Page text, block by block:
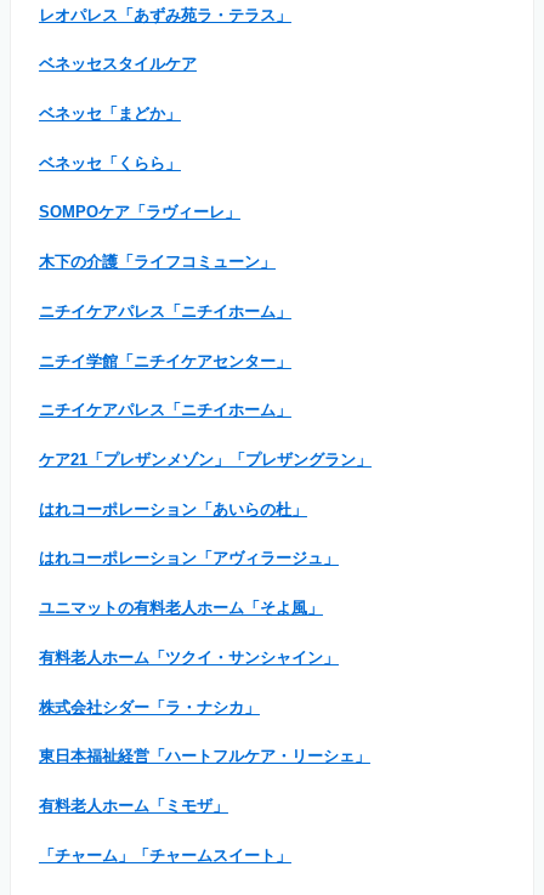
レオパレス「あずみ苑ラ・テラス」
ベネッセスタイルケア
ベネッセ「まどか」
ベネッセ「くらら」
SOMPOケア「ラヴィーレ」
木下の介護「ライフコミューン」
ニチイケアパレス「ニチイホーム」
ニチイ学館「ニチイケアセンター」
ニチイケアパレス「ニチイホーム」
ケア21「プレザンメゾン」「プレザングラン」
はれコーポレーション「あいらの杜」
はれコーポレーション「アヴィラージュ」
ユニマットの有料老人ホーム「そよ風」
有料老人ホーム「ツクイ・サンシャイン」
株式会社シダー「ラ・ナシカ」
東日本福祉経営「ハートフルケア・リーシェ」
有料老人ホーム「ミモザ」
「チャーム」「チャームスイート」